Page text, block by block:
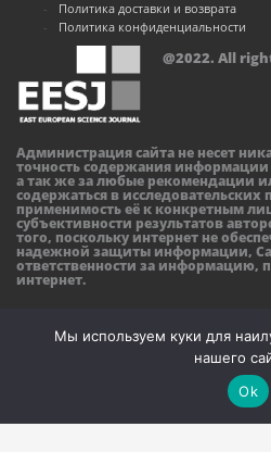
Политика доставки и возврата
Политика конфиденциальности
@2022. All
Администрация сайта не несет
точность содержания информации
а так же за любые рекомендации
содержаться в исследовательских
применимость её к конкретным
субъективности результатов
того, поскольку интернет не
надежной защиты информации,
ответственности за информацию,
интернет.
Мы используем куки для
нашего
Ok